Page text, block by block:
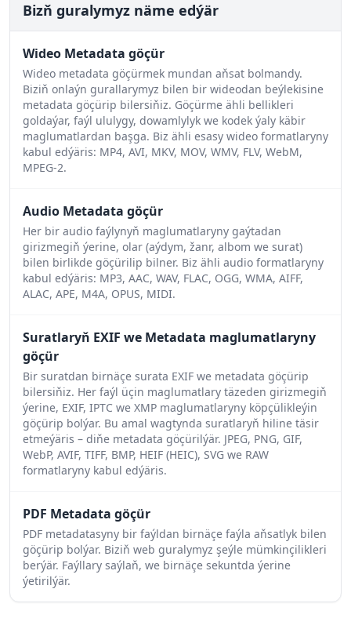
Bizň guralymyz näme edýär
Wideo Metadata göçür
Wideo metadata göçürmek mundan aňsat bolmandy.
Biziň onlaýn gurallarymyz bilen bir wideodan beýlekisine
metadata göçürip bilersiňiz. Göçürme ähli bellikleri
goldaýar, faýl ululygy, dowamlylyk we kodek ýaly käbir
maglumatlardan başga. Biz ähli esasy wideo formatlaryny
kabul edýäris: MP4, AVI, MKV, MOV, WMV, FLV, WebM,
MPEG-2.
Audio Metadata göçür
Her bir audio faýlynyň maglumatlaryny gaýtadan
girizmegiň ýerine, olar (aýdym, žanr, albom we surat)
bilen birlikde göçürilip bilner. Biz ähli audio formatlaryny
kabul edýäris: MP3, AAC, WAV, FLAC, OGG, WMA, AIFF,
ALAC, APE, M4A, OPUS, MIDI.
Suratlaryň EXIF we Metadata maglumatlaryny
göçür
Bir suratdan birnäçe surata EXIF we metadata göçürip
bilersiňiz. Her faýl üçin maglumatlary täzeden girizmegiň
ýerine, EXIF, IPTC we XMP maglumatlaryny köpçülikleýin
göçürip bolýar. Bu amal wagtynda suratlaryň hiline täsir
etmeýäris – diňe metadata göçürilýär. JPEG, PNG, GIF,
WebP, AVIF, TIFF, BMP, HEIF (HEIC), SVG we RAW
formatlaryny kabul edýäris.
PDF Metadata göçür
PDF metadatasyny bir faýldan birnäçe faýla aňsatlyk bilen
göçürip bolýar. Biziň web guralymyz şeýle mümkinçilikleri
berýär. Faýllary saýlaň, we birnäçe sekuntda ýerine
ýetirilýär.